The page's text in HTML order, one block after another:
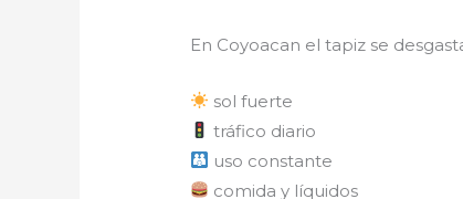
En Coyoacan el tapiz se
sol fuerte
tráfico diario
uso constante
comida y líquidos